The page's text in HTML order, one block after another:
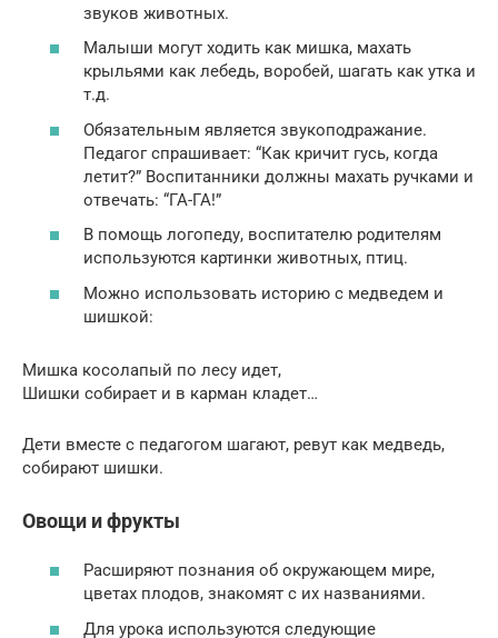
звуков животных.
Малыши могут ходить как мишка, махать
крыльями как лебедь, воробей, шагать как утка и
т.д.
Обязательным является звукоподражание.
Педагог спрашивает: “Как кричит гусь, когда
летит?” Воспитанники должны махать ручками и
отвечать: “ГА-ГА!”
В помощь логопеду, воспитателю родителям
используются картинки животных, птиц.
Можно использовать историю с медведем и
шишкой:
Мишка косолапый по лесу идет,
Шишки собирает и в карман кладет…
Дети вместе с педагогом шагают, ревут как медведь,
собирают шишки.
Овощи и фрукты
Расширяют познания об окружающем мире,
цветах плодов, знакомят с их названиями.
Для урока используются следующие